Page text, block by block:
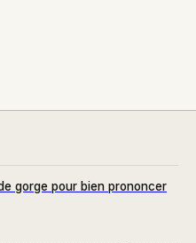
gorge pour bien prononcer